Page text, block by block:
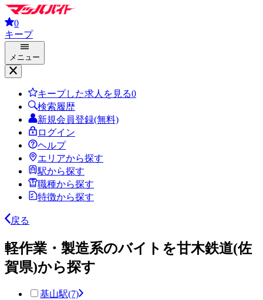
0
キープ
メニュー
キープした求人を見る0
検索履歴
新規会員登録(無料)
ログイン
ヘルプ
エリアから探す
駅から探す
職種から探す
特徴から探す
戻る
軽作業・製造系のバイトを甘木鉄道(佐
賀県)から探す
基山駅(7)